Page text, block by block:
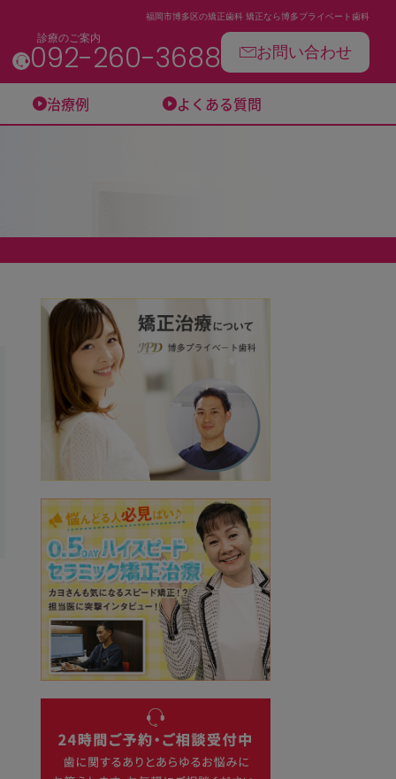
福岡市博多区の矯正歯科 矯正なら博多プライベート歯科
診療のご案内
092-260-3688 お問い合わせ
治療例 よくある質問